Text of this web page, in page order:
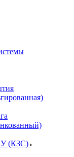
(КЗС)